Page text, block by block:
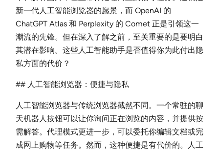
新一代人工智能浏览器的愿景，而 OpenAI 的
ChatGPT Atlas 和 Perplexity 的 Comet 正是引领这一
潮流的先锋。但在深入了解之前，至关重要的是要明白
其潜在影响。这些人工智能助手是否值得你为此付出隐
私方面的代价？
## 人工智能浏览器：便捷与隐私
人工智能浏览器与传统浏览器截然不同。一个常驻的聊
天机器人按钮可以让你询问正在浏览的内容，并提供按
需解答。代理模式更进一步，可以委托你编辑文档或完
成网上购物等任务。然而，这种便捷是有代价的。人工